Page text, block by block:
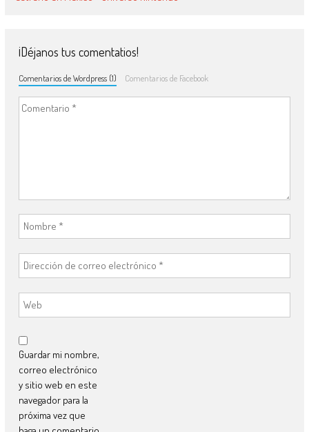
¡Déjanos tus comentatios!
Comentarios de Wordpress (1) Comentarios de Facebook
Guardar mi nombre,
correo electrónico
y sitio web en este
navegador para la
próxima vez que